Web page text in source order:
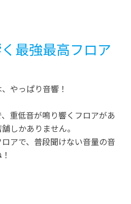
最強最高フロア
やっぱり音響！
重低音が鳴り響くフロアがあ
しかありません。
アで、普段聞けない音量の音